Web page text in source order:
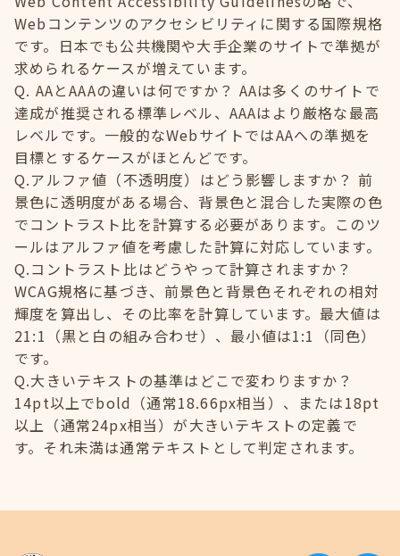
Webコンテンツのアクセシビリティに関する国際規格
です。日本でも公共機関や大手企業のサイトで準拠が
求められるケースが増えています。
Q. AAとAAAの違いは何ですか？ AAは多くのサイトで
達成が推奨される標準レベル、AAAはより厳格な最高
レベルです。一般的なWebサイトではAAへの準拠を
目標とするケースがほとんどです。
Q.アルファ値（不透明度）はどう影響しますか？ 前
景色に透明度がある場合、背景色と混合した実際の色
でコントラスト比を計算する必要があります。このツ
ールはアルファ値を考慮した計算に対応しています。
Q.コントラスト比はどうやって計算されますか？
WCAG規格に基づき、前景色と背景色それぞれの相対
輝度を算出し、その比率を計算しています。最大値は
21:1（黒と白の組み合わせ）、最小値は1:1（同色）
です。
Q.大きいテキストの基準はどこで変わりますか？
14pt以上でbold（通常18.66px相当）、または18pt
以上（通常24px相当）が大きいテキストの定義で
す。それ未満は通常テキストとして判定されます。